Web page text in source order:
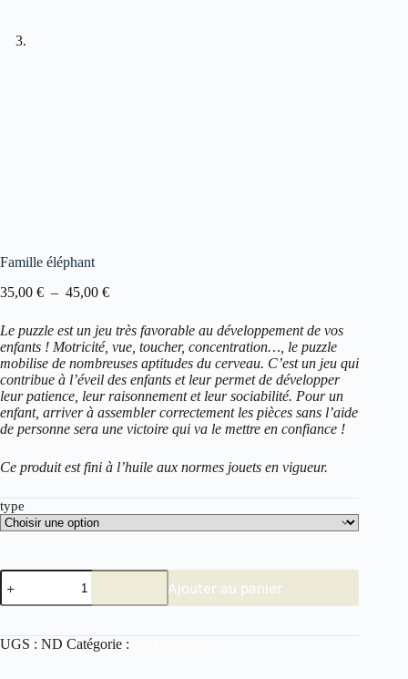
Famille éléphant
35,00 € – 45,00 €Plage
prix :
35,00 €
à
45,00 €
Le puzzle est un jeu très favorable au développement de vos
enfants ! Motricité, vue, toucher, concentration…, le puzzle
mobilise de nombreuses aptitudes du cerveau. C’est un jeu qui
contribue à l’éveil des enfants et leur permet de développer
leur patience, leur raisonnement et leur sociabilité. Pour un
enfant, arriver à assembler correctement les pièces sans l’aide
de personne sera une victoire qui va le mettre en confiance !
Ce produit est fini à l’huile aux normes jouets en vigueur.
type
quantité
de
Famille
Ajouter au panier
UGS : ND Catégorie :